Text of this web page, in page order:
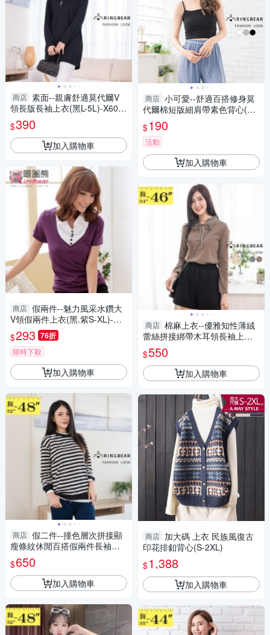
商店 素面--親膚舒適莫代爾V
領長版長袖上衣(黑L-5L)-X606
眼圈熊中大尺碼
$390
加入購物車
商店 假兩件--魅力風采水鑽大
V領假兩件上衣(黑.紫S-XL)-H5
7眼圈熊中大尺碼
$293 76折
限時下殺
加入購物車
商店 假二件--撞色層次拼接顯
瘦條紋休閒百搭假兩件長袖上
衣(黑L-3L)-X658眼圈熊中大尺
碼
$650
加入購物車
商店 小可愛--舒適百搭修身莫
代爾棉短版細肩帶素色背心(白.
黑.灰L-2L)-U582眼圈熊中大尺
碼
$190
活動
加入購物車
商店 棉麻上衣--優雅知性薄絨
蕾絲拼接綁帶木耳領長袖上衣
(灰.卡其L-3L)-X423眼圈熊中大
尺碼
$550
加入購物車
商店 加大碼 上衣 民族風復古
印花排釦背心(S-2XL)
$1,388
加入購物車